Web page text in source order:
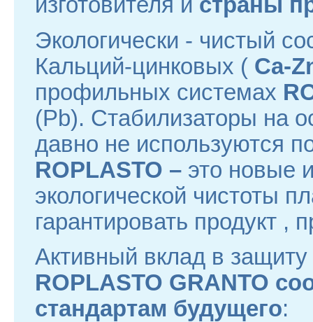
изготовителя и страны
Экологически - чистый
Кальций-цинковых ( Ca-
профильных системах
(Pb). Стабилизаторы на
давно не используются
ROPLASTO – это новые
экологической чистоты
гарантировать продукт ,
Активный вклад в
ROPLASTO GRANTO
стандартам будущего: